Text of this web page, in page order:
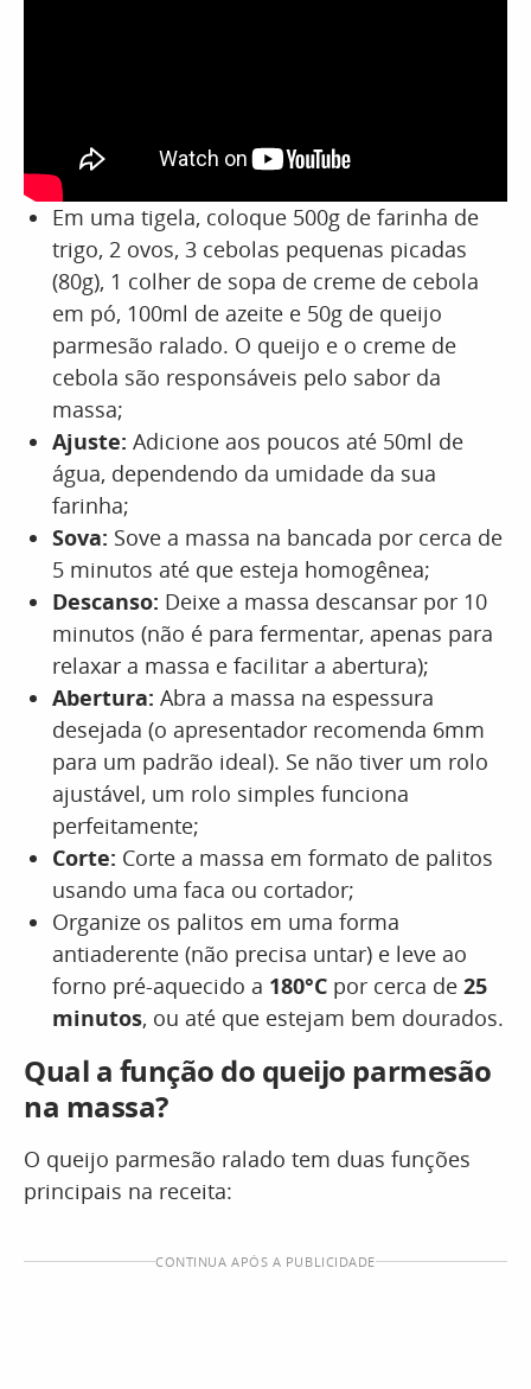
Em uma tigela, coloque 500g de farinha de
trigo, 2 ovos, 3 cebolas pequenas picadas
(80g), 1 colher de sopa de creme de cebola
em pó, 100ml de azeite e 50g de queijo
parmesão ralado. O queijo e o creme de
cebola são responsáveis pelo sabor da
massa;
Ajuste: Adicione aos poucos até 50ml de
água, dependendo da umidade da sua
farinha;
Sova: Sove a massa na bancada por cerca de
5 minutos até que esteja homogênea;
Descanso: Deixe a massa descansar por 10
minutos (não é para fermentar, apenas para
relaxar a massa e facilitar a abertura);
Abertura: Abra a massa na espessura
desejada (o apresentador recomenda 6mm
para um padrão ideal). Se não tiver um rolo
ajustável, um rolo simples funciona
perfeitamente;
Corte: Corte a massa em formato de palitos
usando uma faca ou cortador;
Organize os palitos em uma forma
antiaderente (não precisa untar) e leve ao
forno pré-aquecido a 180°C por cerca de 25
minutos, ou até que estejam bem dourados.
Qual a função do queijo parmesão
na massa?
O queijo parmesão ralado tem duas funções
principais na receita:
CONTINUA APÓS A PUBLICIDADE